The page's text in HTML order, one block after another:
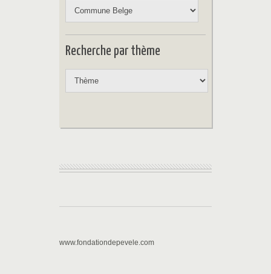
Recherche par thème
www.fondationdepevele.com